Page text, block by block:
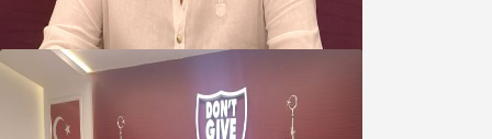
07 Ağustos 2026